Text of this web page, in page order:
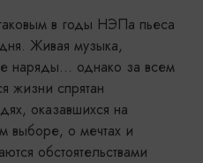
в годы НЭПа пьеса
Живая музыка,
наряды... однако за всем
жизни спрятан
оказавшихся на
выборе, о мечтах и
обстоятельствами